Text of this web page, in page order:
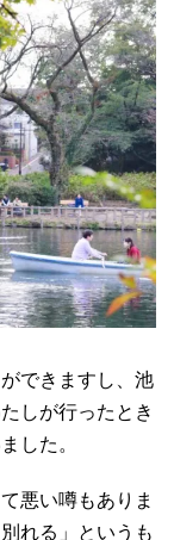
できますし、池
しが行ったとき
した。
悪い噂もありま
れる」というも